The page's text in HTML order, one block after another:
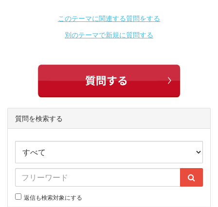
このテーマに関連する質問をする
別のテーマで新規に質問する
質問を検索する
返信も検索対象にする